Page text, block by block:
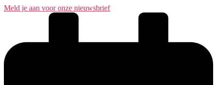
Meld je aan voor onze nieuwsbrief